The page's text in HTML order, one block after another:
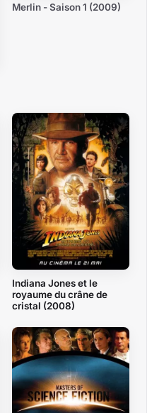
Merlin - Saison 1 (2009)
Indiana Jones et le
royaume du crâne de
cristal (2008)